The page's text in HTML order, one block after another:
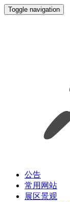
Toggle navigation
公告
常用网站
展区景观